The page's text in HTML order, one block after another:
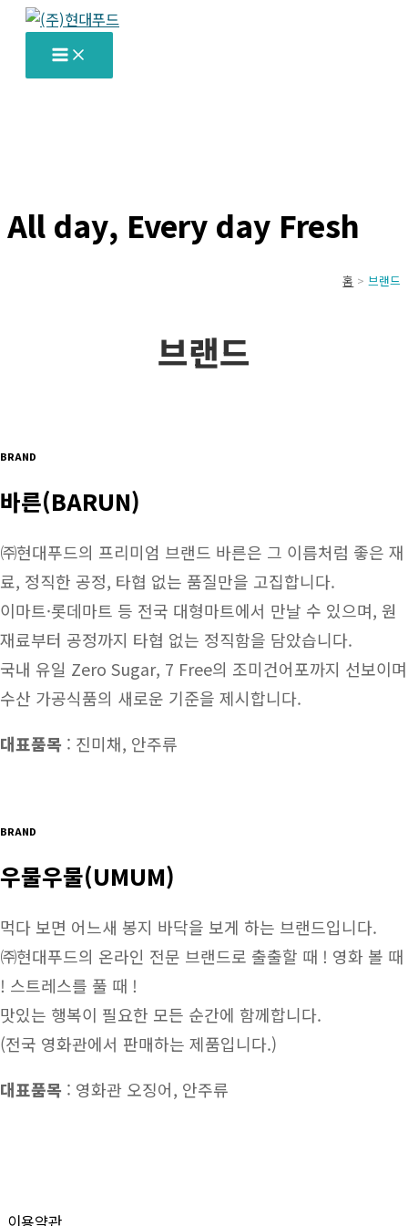
All day, Every day Fresh
홈 브랜드
브랜드
BRAND
바른(BARUN)
㈜현대푸드의 프리미엄 브랜드 바른은 그 이름처럼 좋은 재
료, 정직한 공정, 타협 없는 품질만을 고집합니다.
이마트·롯데마트 등 전국 대형마트에서 만날 수 있으며, 원
재료부터 공정까지 타협 없는 정직함을 담았습니다.
국내 유일 Zero Sugar, 7 Free의 조미건어포까지 선보이며
수산 가공식품의 새로운 기준을 제시합니다.
대표품목 : 진미채, 안주류
BRAND
우물우물(UMUM)
먹다 보면 어느새 봉지 바닥을 보게 하는 브랜드입니다.
㈜현대푸드의 온라인 전문 브랜드로 출출할 때 ! 영화 볼 때
! 스트레스를 풀 때 !
맛있는 행복이 필요한 모든 순간에 함께합니다.
(전국 영화관에서 판매하는 제품입니다.)
대표품목 : 영화관 오징어, 안주류
이용약관